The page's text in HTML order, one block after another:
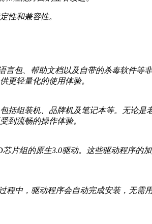
性和兼容性。
言包、帮助文档以及自带的杀毒软件
更轻量化的使用体验。
括组装机、品牌机及笔记本等。无论
到流畅的操作体验。
片组的原生3.0驱动。这些驱动程序
程中，驱动程序会自动完成安装，无